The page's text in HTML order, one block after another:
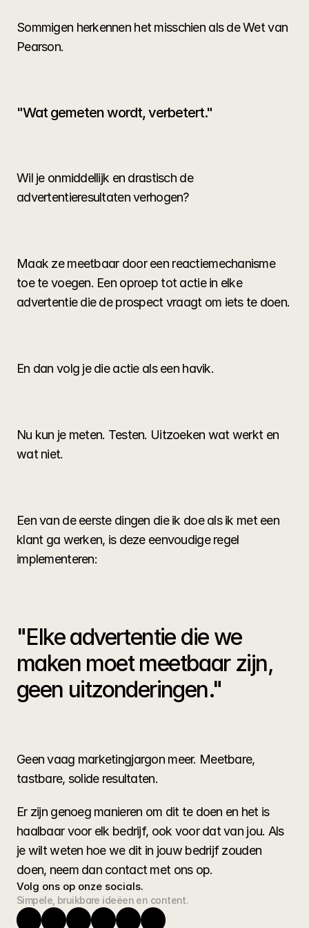
Sommigen herkennen het misschien als de Wet van
Pearson.
"Wat gemeten wordt, verbetert."
Wil je onmiddellijk en drastisch de
advertentieresultaten verhogen?
Maak ze meetbaar door een reactiemechanisme
toe te voegen. Een oproep tot actie in elke
advertentie die de prospect vraagt om iets te doen.
En dan volg je die actie als een havik.
Nu kun je meten. Testen. Uitzoeken wat werkt en
wat niet.
Een van de eerste dingen die ik doe als ik met een
klant ga werken, is deze eenvoudige regel
implementeren:
"Elke advertentie die we
maken moet meetbaar zijn,
geen uitzonderingen."
Geen vaag marketingjargon meer. Meetbare,
tastbare, solide resultaten.
Er zijn genoeg manieren om dit te doen en het is
haalbaar voor elk bedrijf, ook voor dat van jou. Als
je wilt weten hoe we dit in jouw bedrijf zouden
doen, neem dan contact met ons op.
Volg ons op onze socials.
Simpele, bruikbare ideëen en content.